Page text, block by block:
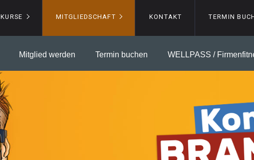
KURSE MITGLIEDSCHAFT KONTAKT TERMIN
Mitglied werden Termin buchen WELLPASS /